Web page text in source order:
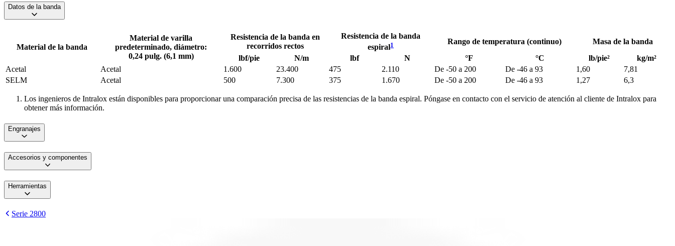
Datos de la banda
Material de la banda
Material de varilla
predeterminado, diámetro:
0,24 pulg. (6,1 mm)
Resistencia de la banda en
recorridos rectos
Resistencia de la banda
espiral1 Rango de temperatura (continuo)
Masa de la banda
lbf/pie
N/m lbf N °F °C lb/pie²
kg/m²
Acetal
Acetal 1.600 23.400 475 2.110 De -50 a 200 De -46 a 93 1,60
7,81
SELM
Acetal 500 7.300 375 1.670 De -50 a 200 De -46 a 93 1,27 6,3
Los ingenieros de Intralox están disponibles para proporcionar una comparación precisa de las resistencias de la banda espiral. Póngase en contacto con el servicio de atención al cliente de Intralox para
obtener más información.
Engranajes
Accesorios y componentes
Herramientas
Serie 2800